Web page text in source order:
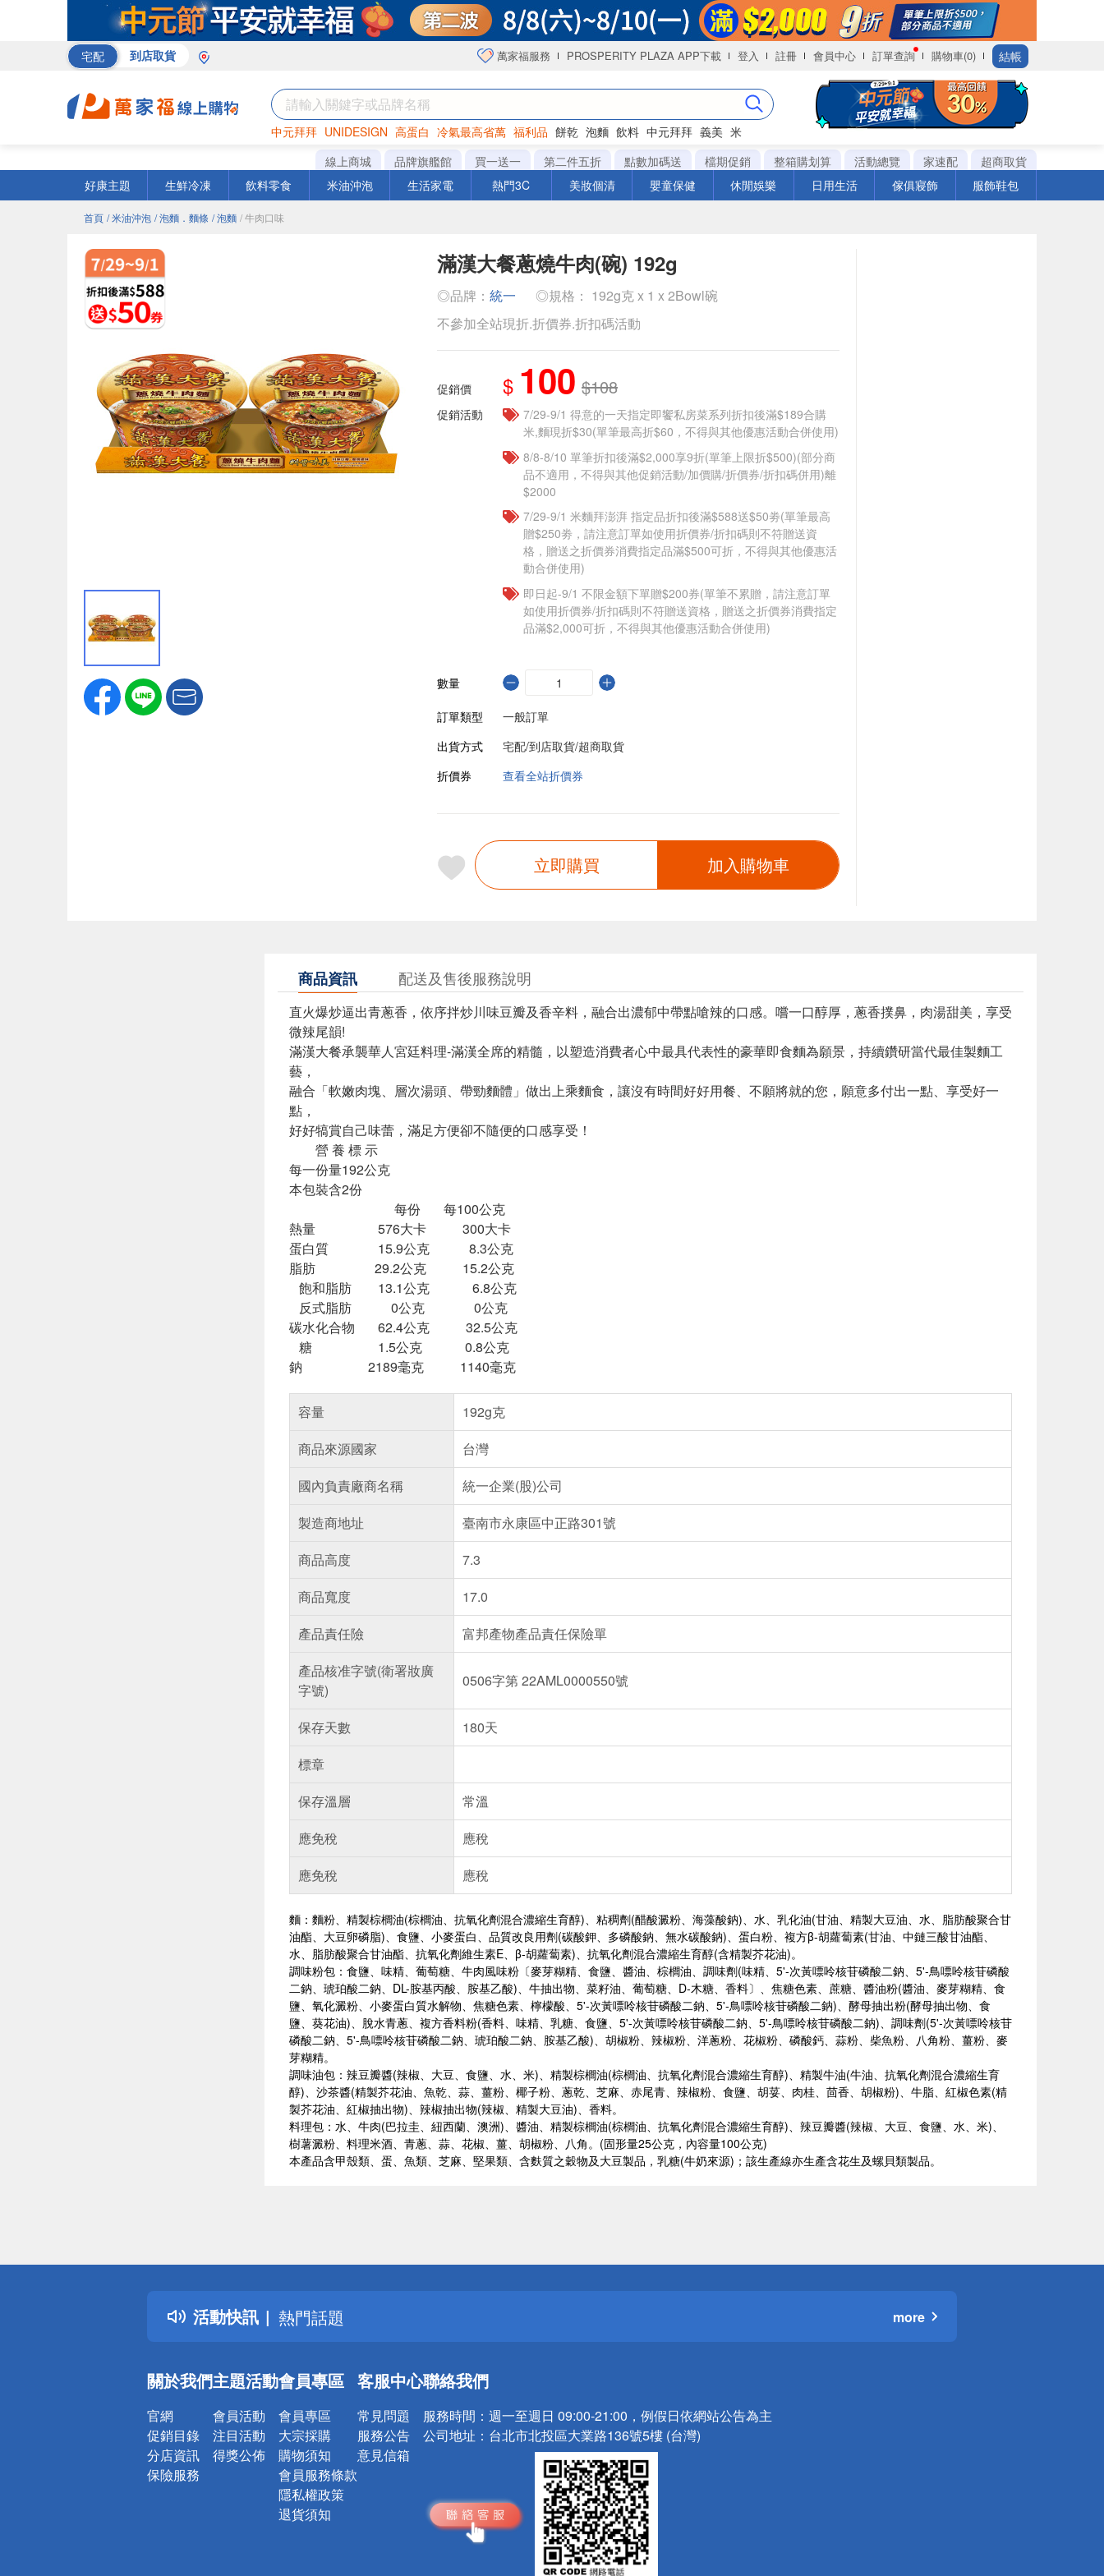
宅配 到店取貨 萬家福服務 PROSPERITY PLAZA APP下載 登入 註冊 會員中心 訂單查詢 購物車(0) 結帳
中元拜拜 UNIDESIGN 高蛋白 冷氣最高省萬 福利品 餅乾 泡麵 飲料 中元拜拜 義美 米
罐頭 咖啡 海苔
線上商城 品牌旗艦館 買一送一 第二件五折 點數加碼送 檔期促銷 整箱購划算 活動總覽 家速配
超商取貨
好康主題
生鮮冷凍 飲料零食 米油沖泡 生活家電 熱門3C 美妝個清 嬰童保健 休閒娛樂 日用生活 傢俱寢飾 服飾鞋包
首頁 / 米油沖泡 / 泡麵．麵條 / 泡麵 / 牛肉口味
滿漢大餐蔥燒牛肉(碗) 192g
◎品牌： 統一
◎規格： 192g克 x 1 x 2Bowl碗
不參加全站現折.折價券.折扣碼活動
促銷價 $ 100 $108
促銷活動
7/29-9/1 得意的一天指定即饗私房菜系列折扣後滿$189合購
米,麵現折$30(單筆最高折$60，不得與其他優惠活動合併使用)
8/8-8/10 單筆折扣後滿$2,000享9折(單筆上限折$500)(部分商
品不適用，不得與其他促銷活動/加價購/折價券/折扣碼併用)離
$2000
7/29-9/1 米麵拜澎湃 指定品折扣後滿$588送$50劵(單筆最高
贈$250劵，請注意訂單如使用折價券/折扣碼則不符贈送資
格，贈送之折價券消費指定品滿$500可折，不得與其他優惠活
動合併使用)
即日起-9/1 不限金額下單贈$200券(單筆不累贈，請注意訂單
如使用折價券/折扣碼則不符贈送資格，贈送之折價券消費指定
品滿$2,000可折，不得與其他優惠活動合併使用)
數量
訂單類型
一般訂單
出貨方式
宅配/到店取貨/超商取貨
折價券
查看全站折價券
立即購買 加入購物車
商品資訊 配送及售後服務說明
直火爆炒逼出青蔥香，依序拌炒川味豆瓣及香辛料，融合出濃郁中帶點嗆辣的口感。嚐一口醇厚，蔥香撲鼻，肉湯甜美，享受
微辣尾韻!
滿漢大餐承襲華人宮廷料理-滿漢全席的精髓，以塑造消費者心中最具代表性的豪華即食麵為願景，持續鑽研當代最佳製麵工
藝，
融合「軟嫩肉塊、層次湯頭、帶勁麵體」做出上乘麵食，讓沒有時間好好用餐、不願將就的您，願意多付出一點、享受好一
點，
好好犒賞自己味蕾，滿足方便卻不隨便的口感享受！
營 養 標 示
每一份量192公克
本包裝含2份
每份 每100公克
熱量 576大卡 300大卡
蛋白質 15.9公克 8.3公克
脂肪 29.2公克 15.2公克
飽和脂肪 13.1公克 6.8公克
反式脂肪 0公克 0公克
碳水化合物 62.4公克 32.5公克
糖 1.5公克 0.8公克
鈉 2189毫克 1140毫克
容量
192g克
商品來源國家
台灣
國內負責廠商名稱
統一企業(股)公司
製造商地址
臺南市永康區中正路301號
商品高度
7.3
商品寬度
17.0
產品責任險
富邦產物產品責任保險單
產品核准字號(衛署妝廣
字號)
0506字第 22AML0000550號
保存天數
180天
標章
保存溫層
常溫
應免稅
應稅
應免稅
應稅
麵：麵粉、精製棕櫚油(棕櫚油、抗氧化劑混合濃縮生育醇)、粘稠劑(醋酸澱粉、海藻酸鈉)、水、乳化油(甘油、精製大豆油、水、脂肪酸聚合甘
油酯、大豆卵磷脂)、食鹽、小麥蛋白、品質改良用劑(碳酸鉀、多磷酸鈉、無水碳酸鈉)、蛋白粉、複方β-胡蘿蔔素(甘油、中鏈三酸甘油酯、
水、脂肪酸聚合甘油酯、抗氧化劑維生素E、β-胡蘿蔔素)、抗氧化劑混合濃縮生育醇(含精製芥花油)。
調味粉包：食鹽、味精、葡萄糖、牛肉風味粉〔麥芽糊精、食鹽、醬油、棕櫚油、調味劑(味精、5'-次黃嘌呤核苷磷酸二鈉、5'-鳥嘌呤核苷磷酸
二鈉、琥珀酸二鈉、DL-胺基丙酸、胺基乙酸)、牛抽出物、菜籽油、葡萄糖、D-木糖、香料〕、焦糖色素、蔗糖、醬油粉(醬油、麥芽糊精、食
鹽、氧化澱粉、小麥蛋白質水解物、焦糖色素、檸檬酸、5'-次黃嘌呤核苷磷酸二鈉、5'-鳥嘌呤核苷磷酸二鈉)、酵母抽出粉(酵母抽出物、食
鹽、葵花油)、脫水青蔥、複方香料粉(香料、味精、乳糖、食鹽、5'-次黃嘌呤核苷磷酸二鈉、5'-鳥嘌呤核苷磷酸二鈉)、調味劑(5'-次黃嘌呤核苷
磷酸二鈉、5'-鳥嘌呤核苷磷酸二鈉、琥珀酸二鈉、胺基乙酸)、胡椒粉、辣椒粉、洋蔥粉、花椒粉、磷酸鈣、蒜粉、柴魚粉、八角粉、薑粉、麥
芽糊精。
調味油包：辣豆瓣醬(辣椒、大豆、食鹽、水、米)、精製棕櫚油(棕櫚油、抗氧化劑混合濃縮生育醇)、精製牛油(牛油、抗氧化劑混合濃縮生育
醇)、沙茶醬(精製芥花油、魚乾、蒜、薑粉、椰子粉、蔥乾、芝麻、赤尾青、辣椒粉、食鹽、胡荽、肉桂、茴香、胡椒粉)、牛脂、紅椒色素(精
製芥花油、紅椒抽出物)、辣椒抽出物(辣椒、精製大豆油)、香料。
料理包：水、牛肉(巴拉圭、紐西蘭、澳洲)、醬油、精製棕櫚油(棕櫚油、抗氧化劑混合濃縮生育醇)、辣豆瓣醬(辣椒、大豆、食鹽、水、米)、
樹薯澱粉、料理米酒、青蔥、蒜、花椒、薑、胡椒粉、八角。(固形量25公克，內容量100公克)
本產品含甲殼類、蛋、魚類、芝麻、堅果類、含麩質之穀物及大豆製品，乳糖(牛奶來源)；該生產線亦生產含花生及螺貝類製品。
活動快訊
詐騙網頁！請小心！
得獎公告
熱門話題
銀行優惠
詐騙網頁！請小心！
more
關於我們
官網
促銷目錄
分店資訊
保險服務
主題活動
會員活動
注目活動
得獎公佈
會員專區
會員專區
大宗採購
購物須知
會員服務條款
隱私權政策
退貨須知
客服中心
常見問題
服務公告
意見信箱
聯絡我們
服務時間： 週一至週日 09:00-21:00，例假日依網站公告為主
公司地址： 台北市北投區大業路136號5樓 (台灣)